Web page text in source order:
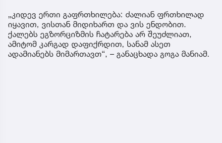
„კიდევ ერთი გაფრთხილება: ძალიან ფრთხილად
იყავით, ვისთან მიდიხართ და ვის ენდობით.
ქალებს ეგზორციზმის ჩატარება არ შეუძლიათ,
ამიტომ კარგად დაფიქრდით, სანამ ასეთ
ადამიანებს მიმართავთ“, – განაცხადა გოგა მანიამ.